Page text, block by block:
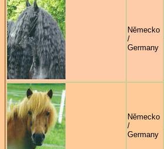
Německo
/
Germany
Německo
/
Germany